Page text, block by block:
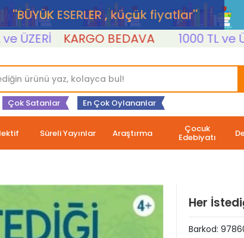
''BÜYÜK ESERLER , küçük fiyatlar''
KARGO BEDAVA 1000 TL ve ÜZERİ
Çok Satanlar En Çok Oylananlar
Süreli Yayınlar Araştırma Çocuk
Edebiyatı
Her
Barkod: